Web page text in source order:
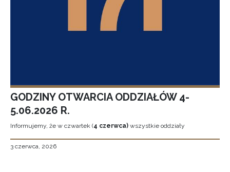
GODZINY OTWARCIA ODDZIAŁÓW 4-
5.06.2026 R.
Informujemy, że w czwartek (4 czerwca) wszystkie oddziały
3 czerwca, 2026